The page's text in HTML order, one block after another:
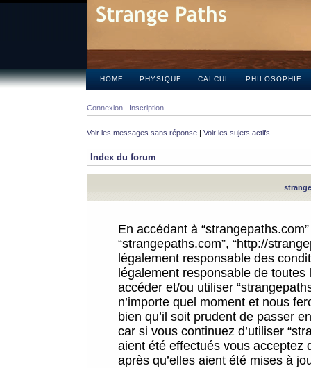
HOME PHYSIQUE CALCUL PHILOSOPHIE
Connexion Inscription
Voir les messages sans réponse | Voir les sujets actifs
Index du forum
En accédant à
“strangepaths.com”, “http://
légalement responsable des
légalement responsable de
accéder et/ou utiliser
n’importe quel moment et nous
bien qu’il soit prudent de passer
car si vous continuez d’utiliser
aient été effectués vous acceptez
après qu’elles aient été mises à